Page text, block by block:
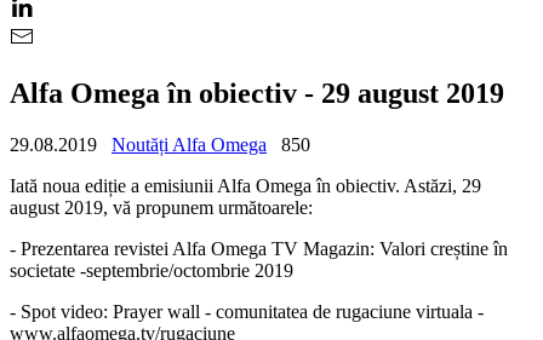
Alfa Omega în obiectiv - 29 august 2019
29.08.2019 Noutăți Alfa Omega
850
Iată noua ediție a emisiunii Alfa Omega în obiectiv. Astăzi, 29
august 2019, vă propunem următoarele:
- Prezentarea revistei Alfa Omega TV Magazin: Valori creștine în
societate -septembrie/octombrie 2019
- Spot video: Prayer wall - comunitatea de rugaciune virtuala -
www.alfaomega.tv/rugaciune